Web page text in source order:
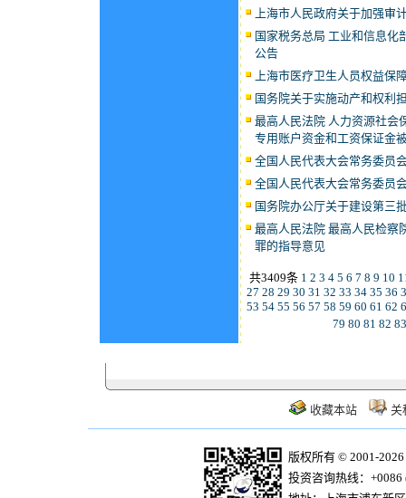
上海市人民政府关于加强审
国家税务总局 工业和信息化
公告
上海市医疗卫生人员权益保
国务院关于实施动产和权利
最高人民法院 人力资源社会
专用账户资金和工资保证金
全国人民代表大会常务委员
全国人民代表大会常务委员
国务院办公厅关于建设第三
最高人民法院 最高人民检察
罪的指导意见
共3409条 1 2 3 4 5 6 7 8 9 10
27 28 29 30 31 32 33 34 35 36
53 54 55 56 57 58 59 60 61 62
79 80 81 82 83
收藏本站 关
版权所有 © 2001-
投资咨询热线：+0086